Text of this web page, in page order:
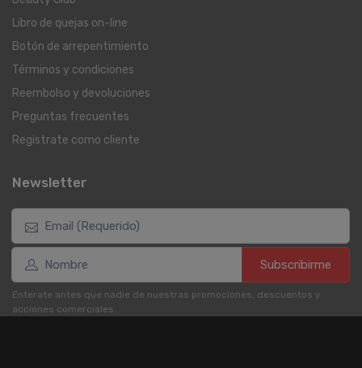
Libro de quejas on-line
Botón de arrepentimiento
Términos y condiciones
Reembolso y devoluciones
Preguntas frecuentes
Registrate como cliente
Newsletter
Subscribirme
Enterate antes que nadie de nuestras promociones, descuentos y
acciones comerciales.